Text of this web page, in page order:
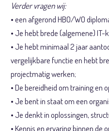
Verder vragen wij:
• een afgerond HBO/WO
• Je hebt brede (algemene) IT-
• Je hebt minimaal 2 jaar
vergelijkbare functie en hebt
projectmatig werken;
• De bereidheid om training en
• Je bent in staat om een
• Je denkt in oplossingen,
• Kennis en ervaring binnen de